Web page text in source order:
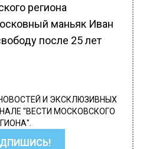
региона
маньяк Иван
после 25 лет
И ЭКСКЛЮЗИВНЫХ
"ВЕСТИ МОСКОВСКОГО